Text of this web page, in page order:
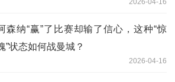
森纳“赢”了比赛却输了信心，这种“惊
”状态如何战曼城？
2026-04-16